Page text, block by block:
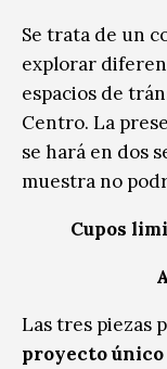
Se trata de un
explorar
espacios de
Centro. La
se hará en dos
muestra no
Cupos
Las tres piezas
proyecto único